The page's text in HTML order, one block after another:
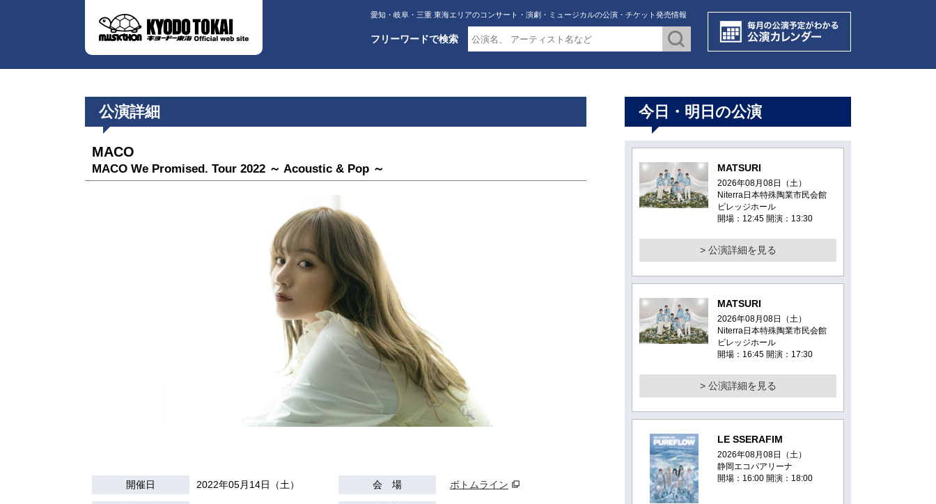
愛知・岐阜・三重 東海エリアのコンサート・演劇・ミュージカルの公演・チケット発売情報
フリーワードで検索
公演詳細
MACO
MACO We Promised. Tour 2022 ～ Acoustic & Pop ～
開催日 2022年05月14日（土） 会 場 ボトムライン
今日・明日の公演
MATSURI
2026年08月08日（土）
Niterra日本特殊陶業市民会館
ビレッジホール
開場：12:45 開演：13:30
> 公演詳細を見る
MATSURI
2026年08月08日（土）
Niterra日本特殊陶業市民会館
ビレッジホール
開場：16:45 開演：17:30
> 公演詳細を見る
LE SSERAFIM
2026年08月08日（土）
静岡エコパアリーナ
開場：16:00 開演：18:00